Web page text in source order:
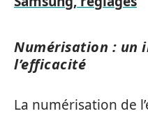
Numérisation : un
l’efficacité
La numérisation de